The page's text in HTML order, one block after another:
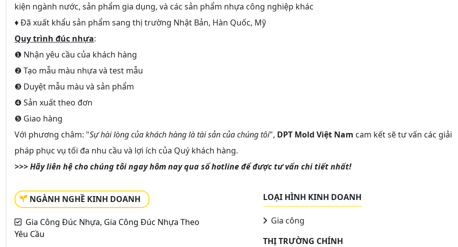
kiện ngành nước, sản phẩm gia dụng, và các sản phẩm nhựa công nghiệp khác
♦ Đã xuất khẩu sản phẩm sang thị trường Nhật Bản, Hàn Quốc, Mỹ
Quy trình đúc nhựa:
❶ Nhận yêu cầu của khách hàng
❷ Tạo mẫu màu nhựa và test mẫu
❸ Duyệt mẫu màu và sản phẩm
❹ Sản xuất theo đơn
❺ Giao hàng
Với phương châm: "Sự hài lòng của khách hàng là tài sản của chúng tôi", DPT Mold Việt Nam cam kết sẽ tư vấn các giải
pháp phục vụ tối đa nhu cầu và lợi ích của Quý khách hàng.
>>> Hãy liên hệ cho chúng tôi ngay hôm nay qua số hotline để được tư vấn chi tiết nhất!
NGÀNH NGHỀ KINH DOANH
Gia Công Đúc Nhựa, Gia Công Đúc Nhựa Theo
Yêu Cầu
LOẠI HÌNH KINH DOANH
Gia công
THỊ TRƯỜNG CHÍNH